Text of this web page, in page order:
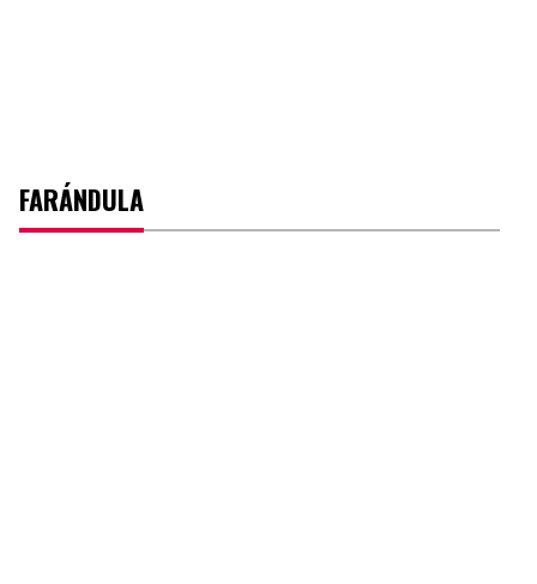
FARÁNDULA